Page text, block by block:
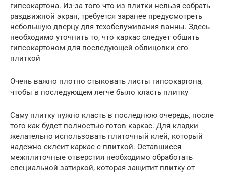
гипсокартона. Из-за того что из плитки нельзя собрать
раздвижной экран, требуется заранее предусмотреть
небольшую дверцу для техобслуживания ванны. Здесь
необходимо уточнить то, что каркас следует обшить
гипсокартоном для последующей облицовки его
плиткой
Очень важно плотно стыковать листы гипсокартона,
чтобы в последующем легче было класть плитку
Саму плитку нужно класть в последнюю очередь, после
того как будет полностью готов каркас. Для кладки
желательно использовать плиточный клей, который
надежно склеит каркас с плиткой. Оставшиеся
межплиточные отверстия необходимо обработать
специальной затиркой, которая защитит плитку от